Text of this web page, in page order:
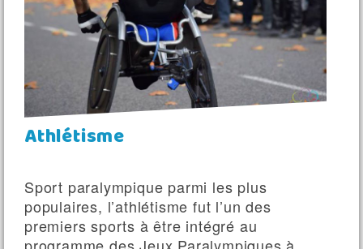
MÉDIATHÈQUE
Athlétisme
Sport paralympique parmi les plus
populaires, l’athlétisme fut l’un des
premiers sports à être intégré au
programme des Jeux Paralympiques à